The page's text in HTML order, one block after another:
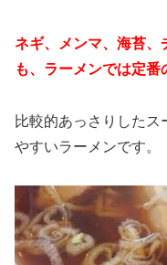
ネギ、メンマ、海苔、
も、ラーメンでは定番
比較的あっさりした
やすいラーメンです。